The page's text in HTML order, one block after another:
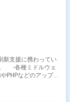
新支援に携わってい
。 -各種ミドルウェ
PHPなどのアップ